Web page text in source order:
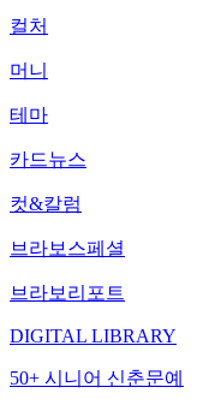
컬처
머니
테마
카드뉴스
컷&칼럼
브라보스페셜
브라보리포트
DIGITAL LIBRARY
50+ 시니어 신춘문예